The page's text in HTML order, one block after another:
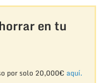
en tu
por solo 20,000€ aquí.